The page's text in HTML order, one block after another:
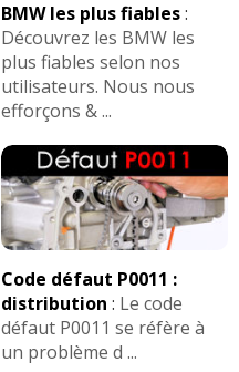
BMW les plus fiables:
Découvrez les BMW les
plus fiables selon nos
utilisateurs. Nous nous
efforçons & ...
Code défaut P0011 :
distribution : Le code
défaut P0011 se réfère à
un problème d ...